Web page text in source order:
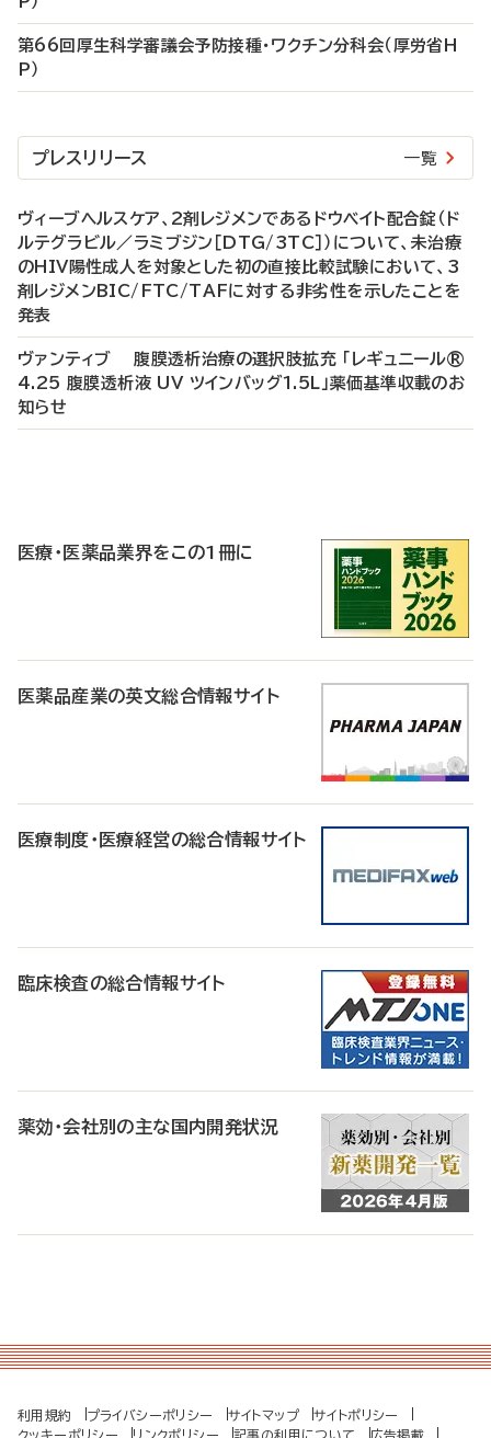
第66回厚生科学審議会予防接種・ワクチン分科会（厚労省H
P）
プレスリリース 一覧
ヴィーブヘルスケア、2剤レジメンであるドウベイト配合錠（ド
ルテグラビル／ラミブジン［DTG/3TC］）について、未治療
のHIV陽性成人を対象とした初の直接比較試験において、3
剤レジメンBIC/FTC/TAFに対する非劣性を示したことを
発表
ヴァンティブ 腹膜透析治療の選択肢拡充 「レギュニール®
4.25 腹膜透析液 UV ツインバッグ1.5L」薬価基準収載のお
知らせ
医療・医薬品業界をこの1冊に
医薬品産業の英文総合情報サイト
医療制度・医療経営の総合情報サイト
臨床検査の総合情報サイト
薬効・会社別の主な国内開発状況
利用規約 プライバシーポリシー サイトマップ
サイトポリシー
クッキーポリシー
リンクポリシー 記事の利用について 広告掲載